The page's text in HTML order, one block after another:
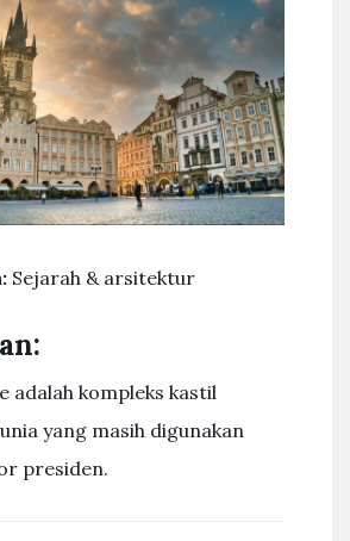
Sejarah & arsitektur
adalah kompleks kastil
yang masih digunakan
presiden.